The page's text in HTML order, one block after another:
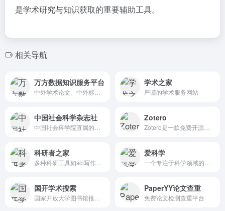
是学术研究与知识获取的重要辅助工具。
相关导航
万方数据知识服务平台 学术之家
严谨的学术服务网站
中国社会科学杂志社 Zotero
科研者之家 爱科学
国开学术搜索 PaperYY论文查重
免费论文检测查重平台